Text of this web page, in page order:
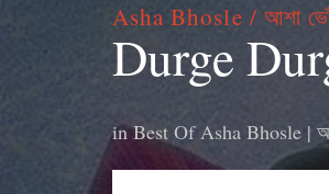
Asha Bhosle / আশা
Durge
inBest Of Asha Bhosle |